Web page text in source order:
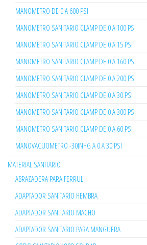
MANOMETRO DE 0 A 600 PSI
MANOMETRO SANITARIO CLAMP DE 0 A 100 PSI
MANOMETRO SANITARIO CLAMP DE 0 A 15 PSI
MANOMETRO SANITARIO CLAMP DE 0 A 160 PSI
MANOMETRO SANITARIO CLAMP DE 0 A 200 PSI
MANOMETRO SANITARIO CLAMP DE 0 A 30 PSI
MANOMETRO SANITARIO CLAMP DE 0 A 300 PSI
MANOMETRO SANITARIO CLAMP DE 0 A 60 PSI
MANOVACUOMETRO -30INHG A 0 A 30 PSI
MATERIAL SANITARIO
ABRAZADERA PARA FERRUL
ADAPTADOR SANITARIO HEMBRA
ADAPTADOR SANITARIO MACHO
ADAPTADOR SANITARIO PARA MANGUERA